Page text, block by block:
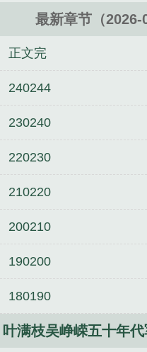
叶满枝 叶满枝吴峥嵘
说笔趣阁
精选姚黄赵璲
选卫枝单崇
扶光宴歧
说笔趣阁
漪容玠阶上春漪结局
最新章节（2026-
正文完
240244
230240
220230
210220
200210
190200
180190
叶满枝吴峥嵘五十年